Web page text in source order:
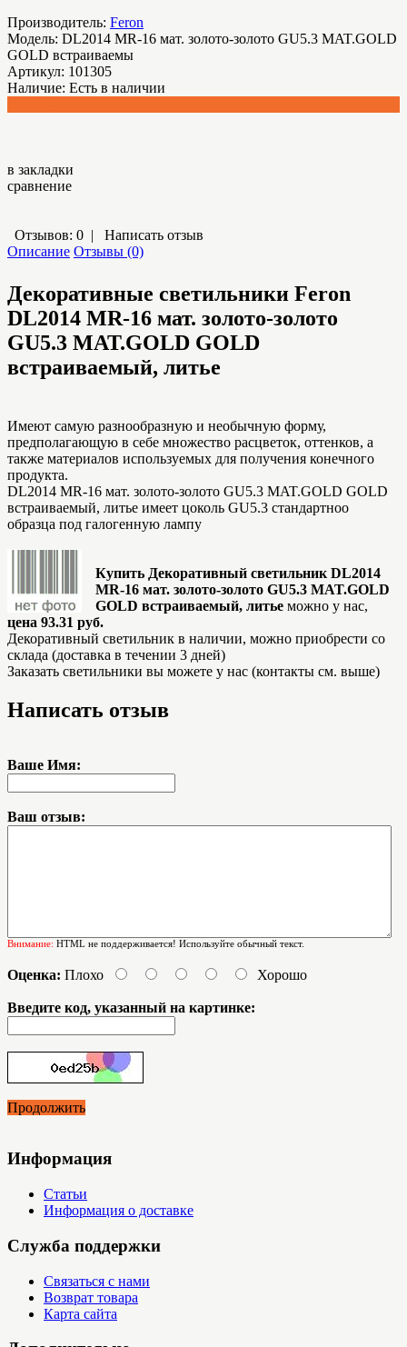
Производитель: Feron
Модель: DL2014 MR-16 мат. золото-золото GU5.3 MAT.GOLD
GOLD встраиваемы
Артикул: 101305
Наличие: Есть в наличии
в закладки
сравнение
Отзывов: 0 | Написать отзыв
Описание Отзывы (0)
Декоративные светильники Feron
DL2014 MR-16 мат. золото-золото
GU5.3 MAT.GOLD GOLD
встраиваемый, литье
Имеют самую разнообразную и необычную форму,
предполагающую в себе множество расцветок, оттенков, а
также материалов используемых для получения конечного
продукта.
DL2014 MR-16 мат. золото-золото GU5.3 MAT.GOLD GOLD
встраиваемый, литье имеет цоколь GU5.3 стандартноо
образца под галогенную лампу
Купить Декоративный светильник DL2014
MR-16 мат. золото-золото GU5.3 MAT.GOLD
GOLD встраиваемый, литье можно у нас,
цена 93.31 руб.
Декоративный светильник в наличии, можно приобрести со
склада (доставка в течении 3 дней)
Заказать светильники вы можете у нас (контакты см. выше)
Написать отзыв
Ваше Имя:
Ваш отзыв:
Внимание: HTML не поддерживается! Используйте обычный текст.
Оценка: Плохо Хорошо
Введите код, указанный на картинке:
Продолжить
Информация
Статьи
Информация о доставке
Служба поддержки
Связаться с нами
Возврат товара
Карта сайта